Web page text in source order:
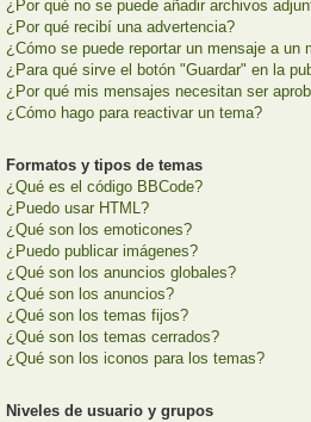
¿Por qué no se puede añadir archivos
¿Por qué recibí una advertencia?
¿Cómo se puede reportar un mensaje a un
¿Para qué sirve el botón "Guardar" en la
¿Por qué mis mensajes necesitan ser
¿Cómo hago para reactivar un tema?
Formatos y tipos de temas
¿Qué es el código BBCode?
¿Puedo usar HTML?
¿Qué son los emoticones?
¿Puedo publicar imágenes?
¿Qué son los anuncios globales?
¿Qué son los anuncios?
¿Qué son los temas fijos?
¿Qué son los temas cerrados?
¿Qué son los iconos para los temas?
Niveles de usuario y grupos